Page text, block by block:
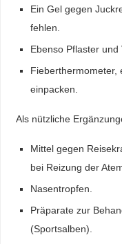
Ein Gel gegen
fehlen.
Ebenso Pflaster und
Fieberthermometer,
einpacken.
Als nützliche
Mittel gegen
bei Reizung der
Nasentropfen.
Präparate zur
(Sportsalben).